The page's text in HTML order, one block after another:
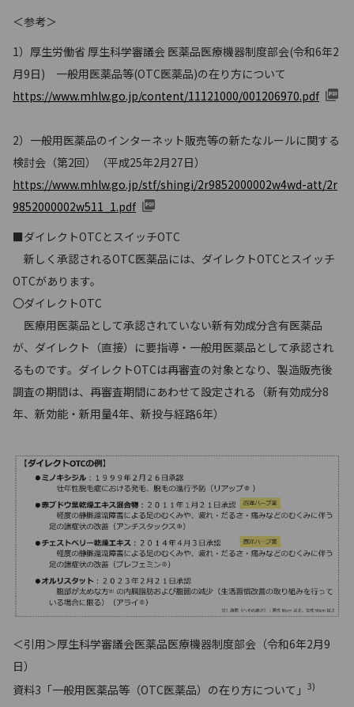
＜参考＞
1）厚生労働省 厚生科学審議会 医薬品医療機器制度部会(令和6年2
月9日) 一般用医薬品等(OTC医薬品)の在り方について
https://www.mhlw.go.jp/content/11121000/001206970.pdf
2）一般用医薬品のインターネット販売等の新たなルールに関する
検討会（第2回）（平成25年2月27日）
https://www.mhlw.go.jp/stf/shingi/2r9852000002w4wd-att/2r
9852000002w511_1.pdf
■ダイレクトOTCとスイッチOTC
新しく承認されるOTC医薬品には、ダイレクトOTCとスイッチ
OTCがあります。
〇ダイレクトOTC
医療用医薬品として承認されていない新有効成分含有医薬品
が、ダイレクト（直接）に要指導・一般用医薬品として承認され
るものです。ダイレクトOTCは再審査の対象となり、製造販売後
調査の期間は、再審査期間にあわせて設定される（新有効成分8
年、新効能・新用量4年、新投与経路6年）
＜引用＞厚生科学審議会医薬品医療機器制度部会（令和6年2月9
日）
資料3「一般用医薬品等（OTC医薬品）の在り方について」 3)